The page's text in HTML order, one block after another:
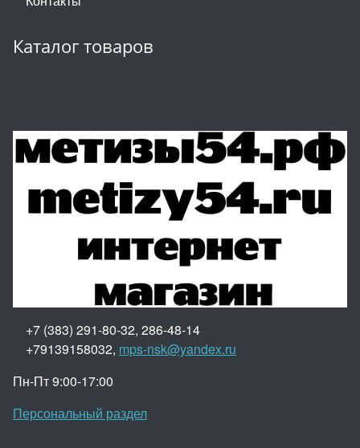
Каталог товаров
+7 (383) 291-80-32, 286-48-14
+79139158032, mps-nsk@yandex.ru
Пн-Пт 9:00-17:00
Персональный раздел